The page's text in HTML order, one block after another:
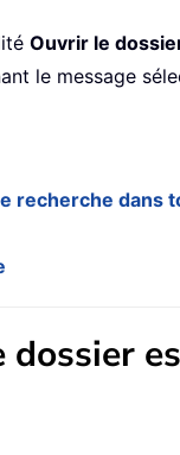
Ouvrir le
le message
recherche dans